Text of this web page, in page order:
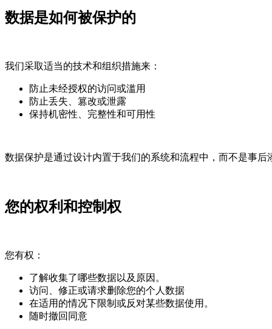
数据是如何被保护的
我们采取适当的技术和组织措施来：
防止未经授权的访问或滥用
防止丢失、篡改或泄露
保持机密性、完整性和可用性
数据保护是通过设计内置于我们的系统和流程中，而不是事后
您的权利和控制权
您有权：
了解收集了哪些数据以及原因。
访问、修正或请求删除您的个人数据
在适用的情况下限制或反对某些数据使用。
随时撤回同意